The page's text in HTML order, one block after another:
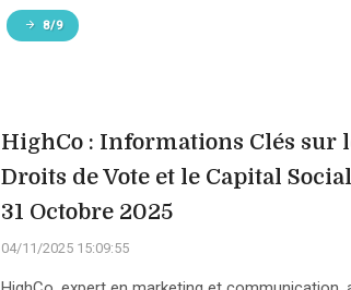
8/9
HighCo : Informations Clés sur
Droits de Vote et le Capital
31 Octobre 2025
04/11/2025 15:09:55